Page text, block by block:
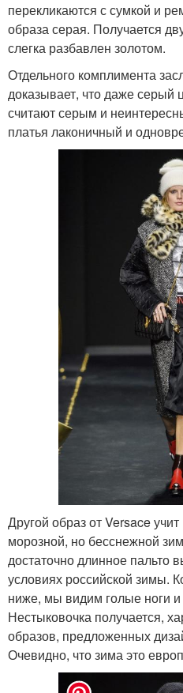
перекликаются с сумкой и
образа серая. Получается
слегка разбавлен золотом.
Отдельного комплимента
доказывает, что даже серый
считают серым и
платья лаконичный и
Другой образ от Versace
морозной, но бесснежной
достаточно длинное пальто
условиях российской зимы.
ниже, мы видим голые ноги и
Нестыковочка получается,
образов, предложенных
Очевидно, что зима это